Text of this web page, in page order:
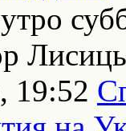
19:52